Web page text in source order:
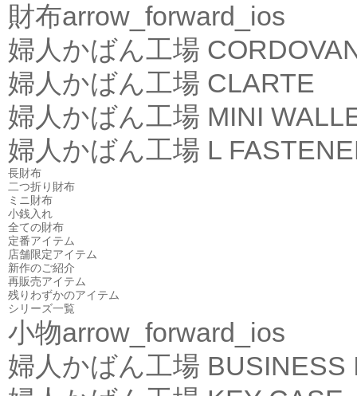
財布arrow_forward_ios
婦人かばん工場
婦人かばん工場 CLARTE
婦人かばん工場 MINI
婦人かばん工場 L
長財布
二つ折り財布
ミニ財布
小銭入れ
全ての財布
定番アイテム
店舗限定アイテム
新作のご紹介
再販売アイテム
残りわずかのアイテム
シリーズ一覧
小物arrow_forward_ios
婦人かばん工場 BUSINESS